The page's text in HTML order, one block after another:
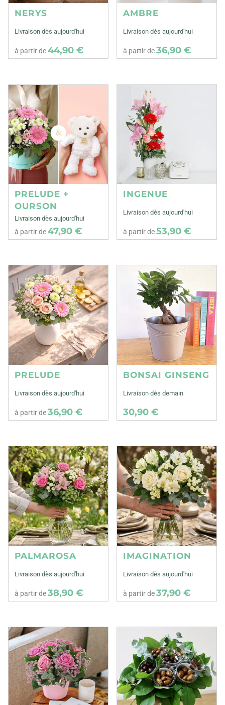
NERYS
Livraison dès aujourd'hui
à partir de44,90 €
AMBRE
Livraison dès aujourd'hui
à partir de36,90 €
PRELUDE +
OURSON
Livraison dès aujourd'hui
à partir de47,90 €
INGENUE
Livraison dès aujourd'hui
à partir de53,90 €
PRELUDE
Livraison dès aujourd'hui
à partir de36,90 €
BONSAI GINSENG
Livraison dès demain
30,90 €
PALMAROSA
Livraison dès aujourd'hui
à partir de38,90 €
IMAGINATION
Livraison dès aujourd'hui
à partir de37,90 €